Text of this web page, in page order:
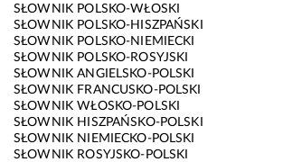
SŁOWNIK POLSKO-WŁOSKI
SŁOWNIK POLSKO-HISZPAŃSKI
SŁOWNIK POLSKO-NIEMIECKI
SŁOWNIK POLSKO-ROSYJSKI
SŁOWNIK ANGIELSKO-POLSKI
SŁOWNIK FRANCUSKO-POLSKI
SŁOWNIK WŁOSKO-POLSKI
SŁOWNIK HISZPAŃSKO-POLSKI
SŁOWNIK NIEMIECKO-POLSKI
SŁOWNIK ROSYJSKO-POLSKI